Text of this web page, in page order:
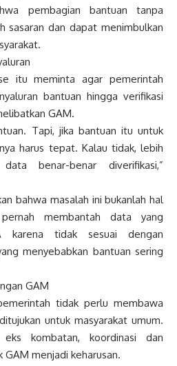
pembagian bantuan tanpa
sasaran dan dapat menimbulkan
itu meminta agar pemerintah
bantuan hingga verifikasi
GAM.
Tapi, jika bantuan itu untuk
harus tepat. Kalau tidak, lebih
benar-benar diverifikasi,”
bahwa masalah ini bukanlah hal
membantah data yang
karena tidak sesuai dengan
menyebabkan bantuan sering
GAM
tidak perlu membawa
untuk masyarakat umum.
kombatan, koordinasi dan
menjadi keharusan.